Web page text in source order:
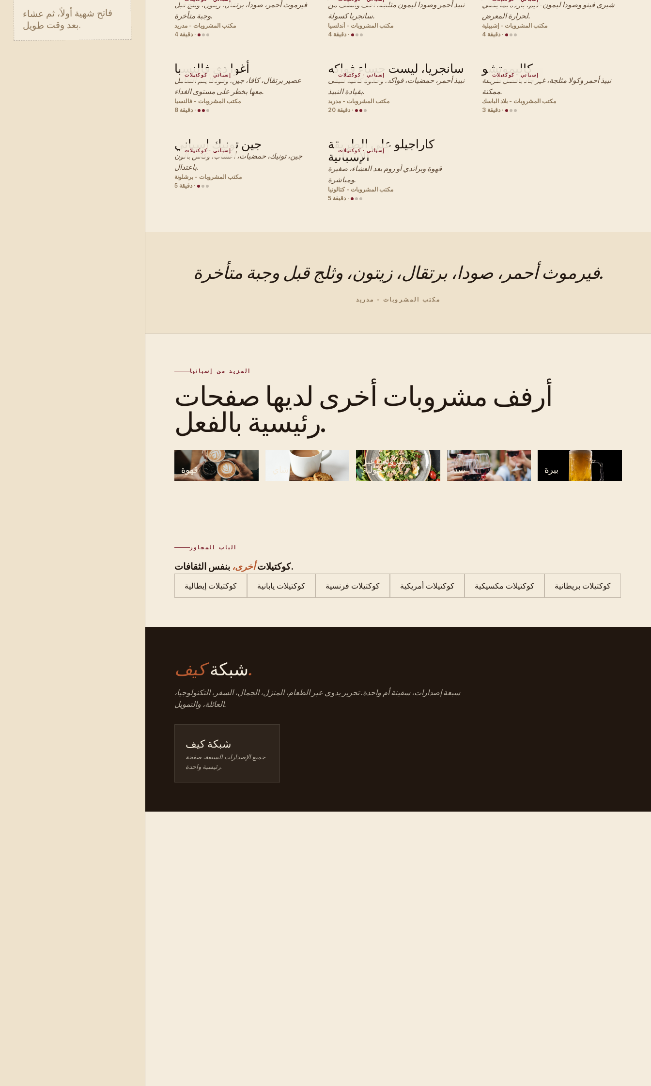
فاتح شهية أولاً، ثم عشاء
بعد وقت طويل.
فيرموث أحمر، صودا، برتقال، زيتون، وثلج قبل
وجبة متأخرة.
مكتب المشروبات - مدريد
4 دقيقة ·
نبيذ أحمر وصودا ليمون مثلجة، أخف وأنظف من
سانجريا كسولة.
مكتب المشروبات - أندلسيا
4 دقيقة ·
شيري فينو وصودا ليمون-لايم، باردة بما يكفي
لحرارة المعرض.
مكتب المشروبات - إشبيلية
4 دقيقة·
إسباني · كوكتيلات
أغوا دي فالنسيا
عصير برتقال، كافا، جين، وفودكا يتم التعامل
معها بخطر على مستوى الغداء.
مكتب المشروبات - فالنسيا
8 دقيقة ·
إسباني · كوكتيلات
سانجريا، ليست حساء فواكه
نبيذ أحمر، حمضيات، فواكه، وحلاوة كافية لتبقى
بقيادة النبيذ.
مكتب المشروبات - مدريد
20 دقيقة ·
إسباني · كوكتيلات
كاليموتشو
نبيذ أحمر وكولا مثلجة، غير جاد بأفضل طريقة
ممكنة.
مكتب المشروبات - بلاد الباسك
3 دقيقة·
إسباني · كوكتيلات
جين تونيك إسباني
جين، تونيك، حمضيات، أعشاب، وكأس بالون
باعتدال.
مكتب المشروبات - برشلونة
5 دقيقة ·
إسباني · كوكتيلات
كاراجيلو على الطريقة
الإسبانية
قهوة وبراندي أو روم بعد العشاء، صغيرة
ومباشرة.
مكتب المشروبات - كتالونيا
5 دقيقة ·
فيرموث أحمر، صودا، برتقال، زيتون، وثلج قبل وجبة متأخرة.
مكتب المشروبات - مدريد
المزيد من إسبانيا
أرفف مشروبات أخرى لديها صفحات
رئيسية بالفعل.
قهوة شاي
مشروبات غير
كحولية نبيذ بيرة
الباب المجاور
كوكتيلاتأخرى، بنفس الثقافات.
كوكتيلات إيطالية كوكتيلات يابانية كوكتيلات فرنسية كوكتيلات أمريكية كوكتيلات مكسيكية كوكتيلات بريطانية
شبكةكيف.
سبعة إصدارات، سفينة أم واحدة. تحرير يدوي عبر الطعام، المنزل، الجمال، السفر، التكنولوجيا،
العائلة، والتمويل.
شبكة كيف
جميع الإصدارات السبعة، صفحة
رئيسية واحدة.